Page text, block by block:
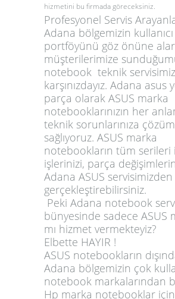
hizmetini bu firmada göreceksiniz.
Profesyonel Servis
Adana bölgemizin kullanıcı
portföyünü göz önüne
müşterilerimize
notebook teknik
karşınızdayız. Adana asus
parça olarak ASUS marka
notebooklarınızın her
teknik sorunlarınıza çözüm
sağlıyoruz. ASUS marka
notebookların tüm
işlerinizi, parça
Adana ASUS servisimizden
gerçekleştirebilirsiniz.
Peki Adana notebook
bünyesinde sadece ASUS
mı hizmet vermekteyiz?
Elbette HAYIR !
ASUS notebookların
Adana bölgemizin çok
notebook markalarından
Hp marka notebooklar